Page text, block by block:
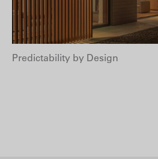
Predictability by Design